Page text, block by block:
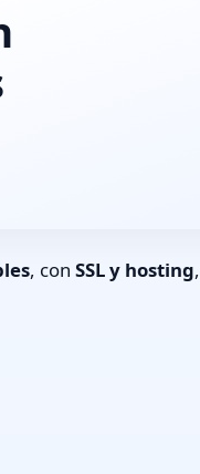
, con SSL y hosting,